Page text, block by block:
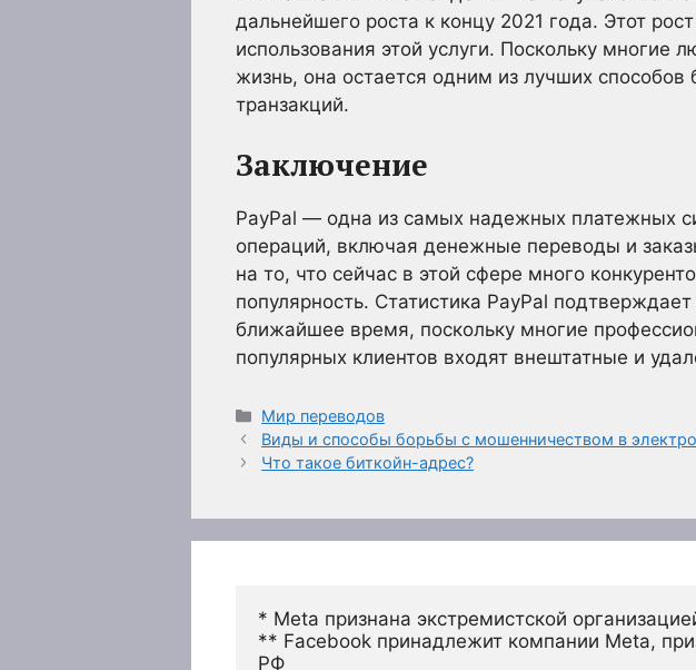
дальнейшего роста к концу 2021 года. Этот
использования этой услуги. Поскольку многие
жизнь, она остается одним из лучших
транзакций.
Заключение
PayPal — одна из самых надежных платежных
операций, включая денежные переводы и
на то, что сейчас в этой сфере много
популярность. Статистика PayPal
ближайшее время, поскольку многие
популярных клиентов входят внештатные и
Рубрики
Мир переводов
Виды и способы борьбы с мошенничеством в
Что такое биткойн-адрес?
* Meta признана экстремистской
** Facebook принадлежит компании Meta,
РФ